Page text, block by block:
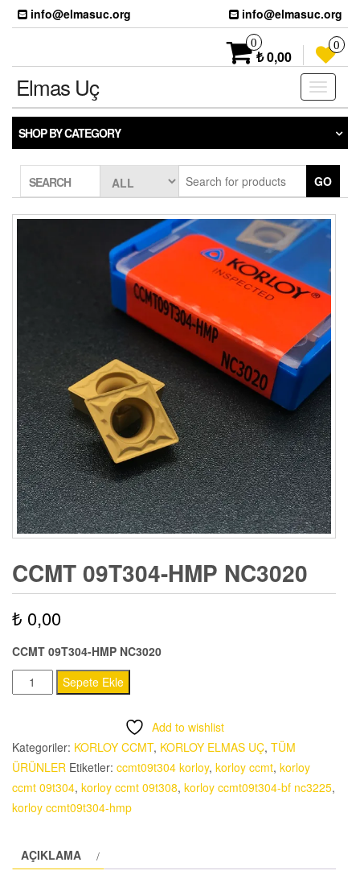
Skip
info@elmasuc.org info@elmasuc.org
0
₺ 0,00
0
Toggle
Elmas Uç
SHOP BY CATEGORY
SEARCH GO
CCMT 09T304-HMP NC3020
₺ 0,00
CCMT 09T304-HMP NC3020
CCMT
09T304-
NC3020
adet
Sepete Ekle
Add to wishlist
Kategoriler: KORLOY CCMT, KORLOY ELMAS UÇ, TÜM
ÜRÜNLER Etiketler: ccmt09t304 korloy, korloy ccmt, korloy
ccmt 09t304, korloy ccmt 09t308, korloy ccmt09t304-bf nc3225,
korloy ccmt09t304-hmp
AÇIKLAMA